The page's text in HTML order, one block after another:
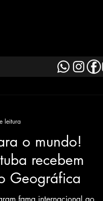
o mundo!
recebem
Geográfica
leitura